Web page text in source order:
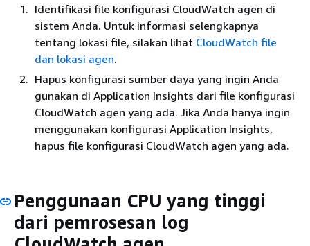
Identifikasi file konfigurasi CloudWatch agen di
sistem Anda. Untuk informasi selengkapnya
tentang lokasi file, silakan lihat CloudWatch file
dan lokasi agen.
Hapus konfigurasi sumber daya yang ingin Anda
gunakan di Application Insights dari file konfigurasi
CloudWatch agen yang ada. Jika Anda hanya ingin
menggunakan konfigurasi Application Insights,
hapus file konfigurasi CloudWatch agen yang ada.
Penggunaan CPU yang tinggi
dari pemrosesan log